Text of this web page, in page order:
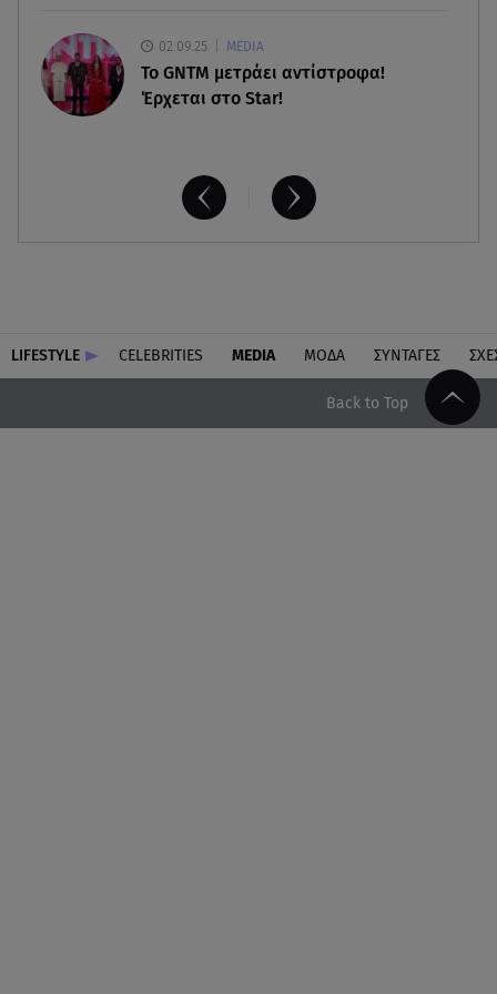
02.09.25 MEDIA
Το GNTM μετράει αντίστροφα!
Έρχεται στο Star!
LIFESTYLE CELEBRITIES MEDIA ΜΟΔΑ ΣΥΝΤΑΓΕΣ
Back to Top